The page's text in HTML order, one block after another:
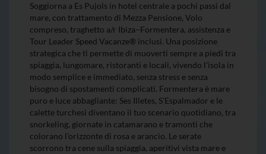
Soggiorna a Es Pujols in hotel centrale a pochi passi dal
mare, con trattamento di Mezza Pensione, Volo
compreso, traghetto a/r Ibiza–Formentera, assistenza e
Tour Leader Speed Vacanze® inclusi. Una posizione
strategica che ti permette di muoverti sempre a piedi tra
spiaggia, lungomare, ristoranti e locali, vivendo l’isola in
modo semplice e immediato, senza stress e senza
bisogno di spostamenti complicati. Formentera è mare
puro e luce abbagliante: Ses Illetes, S’Espalmador e le
calette turchesi diventano il tuo scenario quotidiano, tra
snorkeling, giornate in catamarano e tramonti che
colorano l’orizzonte di rosa e arancio. Le serate
scorrono tra cene sulla spiaggia, aperitivi vista mare e